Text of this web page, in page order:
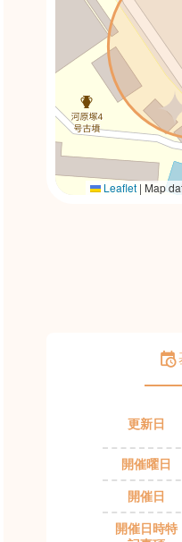
Leaflet | Map
更新日
開催曜日
開催日
開催日時特